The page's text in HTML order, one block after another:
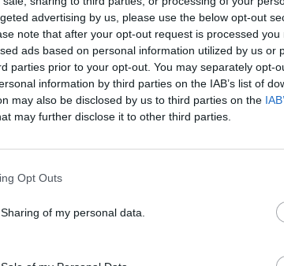
advertising by us, please use the below opt-out
note that after your opt-out request is processed you
ads based on personal information utilized by us or
parties prior to your opt-out. You may separately opt-
information by third parties on the IAB’s list of
may also be disclosed by us to third parties on the
may further disclose it to other third parties.
Opt Outs
of my personal data.